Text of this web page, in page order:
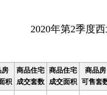
2020年第2季度
房
积
商品住宅
成交套数
商品住宅
成交面积
商品房
可售套